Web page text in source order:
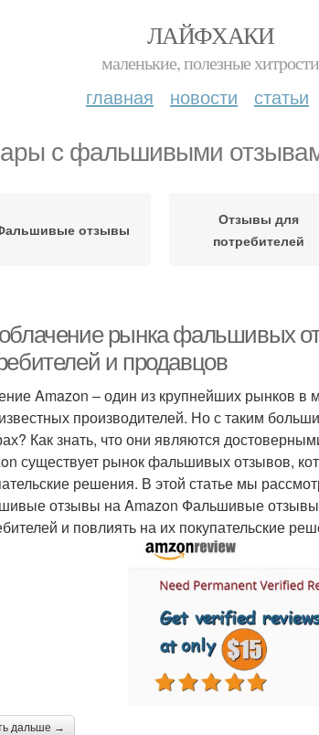
ЛАЙФХАКИ
маленькие, полезные хитрости
главная новости статьи
с фальшивыми
отзывы
Отзывы для
потребителей
рынка фальшивых
и продавцов
Amazon – один из крупнейших рынков в
производителей. Но с таким
Как знать, что они являются
существует рынок фальшивых отзывов,
решения. В этой статье мы
отзывы на Amazon Фальшивые
и повлиять на их покупательские
дальше →